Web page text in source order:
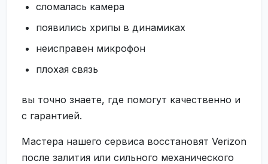
сломалась камера
появились хрипы в динамиках
неисправен микрофон
плохая связь
вы точно знаете, где помогут качественно и
с гарантией.
Мастера нашего сервиса восстановят Verizon
после залития или сильного механического